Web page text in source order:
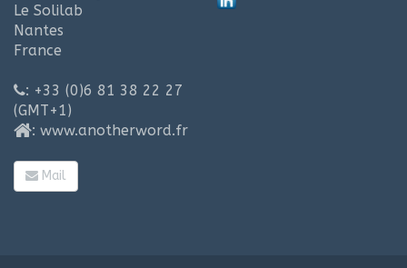
Le Solilab
Nantes
France
: +33 (0)6 81 38 22 27
(GMT+1)
: www.anotherword.fr
Mail